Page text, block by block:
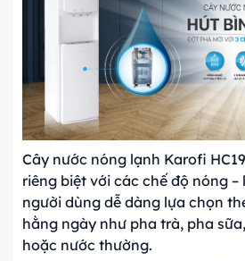
Cây nước nóng lạnh Karofi
riêng biệt với các chế độ nóng –
người dùng dễ dàng lựa chọn
hằng ngày như pha trà, pha
hoặc nước thường.